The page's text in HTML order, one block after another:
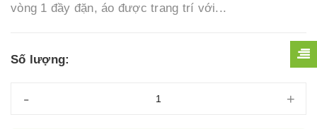
vòng 1 đầy đặn, áo được trang trí với...
Số lượng:
- +